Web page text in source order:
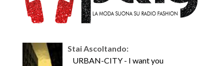
Stai Ascoltando:
URBAN-CITY - I want you